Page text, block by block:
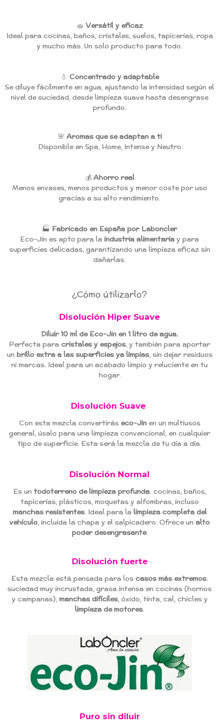
🧽 Versátil y eficaz
Ideal para cocinas, baños, cristales, suelos, tapicerías, ropa
y mucho más. Un solo producto para todo.
💧 Concentrado y adaptable
Se diluye fácilmente en agua, ajustando la intensidad según el
nivel de suciedad, desde limpieza suave hasta desengrase
profundo.
🌸 Aromas que se adaptan a ti
Disponible en Spa, Home, Intense y Neutro
💰 Ahorro real
Menos envases, menos productos y menor coste por uso
gracias a su alto rendimiento.
🏭 Fabricado en España por Laboncler
Eco-Jin es apto para la industria alimentaria y para
superficies delicadas, garantizando una limpieza eficaz sin
dañarlas.
¿Cómo útilizarlo?
Disolución Hiper Suave
Diluir 10 ml de Eco-Jin en 1 litro de agua.
Perfecta para cristales y espejos, y también para aportar
un brillo extra a las superficies ya limpias, sin dejar residuos
ni marcas. Ideal para un acabado limpio y reluciente en tu
hogar.
Disolución Suave
Con esta mezcla convertirás eco-Jinen un multiusos
general, úsalo para una limpieza convencional, en cualquier
tipo de superficie. Esta será la mezcla de tu día a día.
Disolución Normal
Es un todoterreno de limpieza profunda: cocinas, baños,
tapicerías, plásticos, moquetas y alfombras, incluso
manchas resistentes. Ideal para la limpieza completa del
vehículo, incluida la chapa y el salpicadero. Ofrece un alto
poder desengrasante.
Disolución fuerte
Esta mezcla está pensada para los casos más extremos:
suciedad muy incrustada, grasa intensa en cocinas (hornos
y campanas), manchas difíciles, óxido, tinta, cal, chicles y
limpieza de motores.
Puro sin diluir